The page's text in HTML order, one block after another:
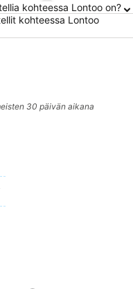
Lontoo
kohteessa Lontoo on?
kohteessa Lontoo
30 päivän aikana